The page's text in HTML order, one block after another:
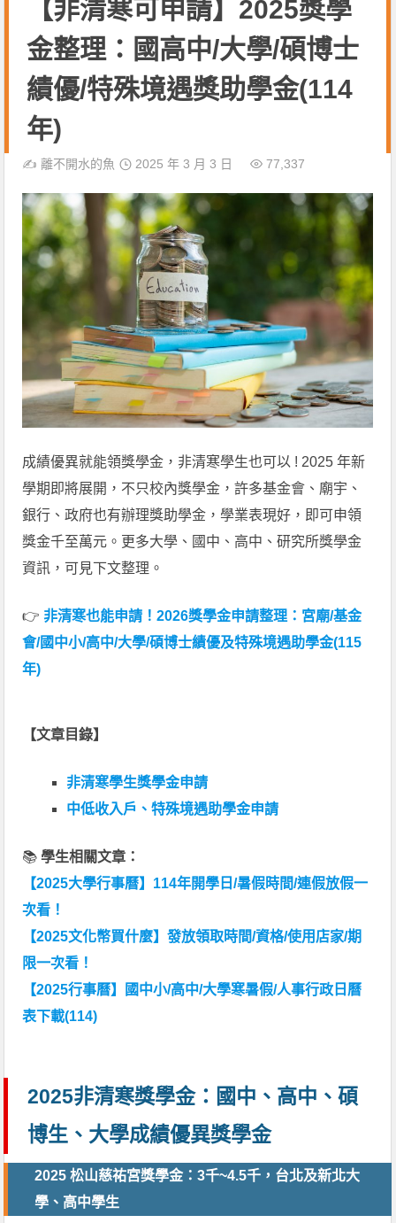
【非清寒可申請】2025獎學
金整理：國高中/大學/碩博士
績優/特殊境遇獎助學金(114
年)
✍️離不開水的魚 2025 年 3 月 3 日 77,337
成績優異就能領獎學金，非清寒學生也可以 ! 2025 年新
學期即將展開，不只校內獎學金，許多基金會、廟宇、
銀行、政府也有辦理獎助學金，學業表現好，即可申領
獎金千至萬元。更多大學、國中、高中、研究所獎學金
資訊，可見下文整理。
👉 非清寒也能申請！2026獎學金申請整理：宮廟/基金
會/國中小/高中/大學/碩博士績優及特殊境遇助學金(115
年)
【文章目錄】
非清寒學生獎學金申請
中低收入戶、特殊境遇助學金申請
📚學生相關文章：
【2025大學行事曆】114年開學日/暑假時間/連假放假一
次看！
【2025文化幣買什麼】發放領取時間/資格/使用店家/期
限一次看！
【2025行事曆】國中小/高中/大學寒暑假/人事行政日曆
表下載(114)
2025非清寒獎學金：國中、高中、碩
博生、大學成績優異獎學金
2025 松山慈祐宮獎學金：3千~4.5千，台北及新北大
學、高中學生